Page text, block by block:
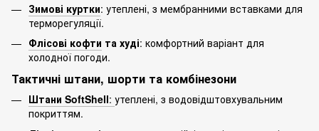
Зимові куртки: утеплені, з мембранними вставками для
терморегуляції.
Флісові кофти та худі: комфортний варіант для
холодної погоди.
Тактичні штани, шорти та комбінезони
Штани SoftShell: утеплені, з водовідштовхувальним
покриттям.